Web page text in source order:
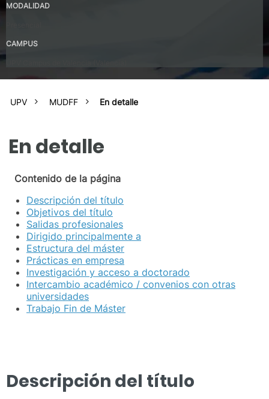
MODALIDAD
CAMPUS
UPV MUDFF En detalle
En detalle
Contenido de la página
Descripción del título
Objetivos del título
Salidas profesionales
Dirigido principalmente a
Estructura del máster
Prácticas en empresa
Investigación y acceso a doctorado
Intercambio académico / convenios con otras
universidades
Trabajo Fin de Máster
Descripción del título